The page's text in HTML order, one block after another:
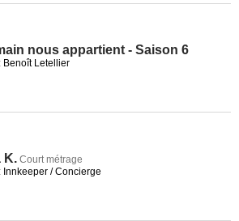
nous appartient - Saison 6
Benoît Letellier
K. Court métrage
Innkeeper / Concierge